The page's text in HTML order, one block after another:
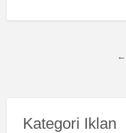
←
Kategori Iklan